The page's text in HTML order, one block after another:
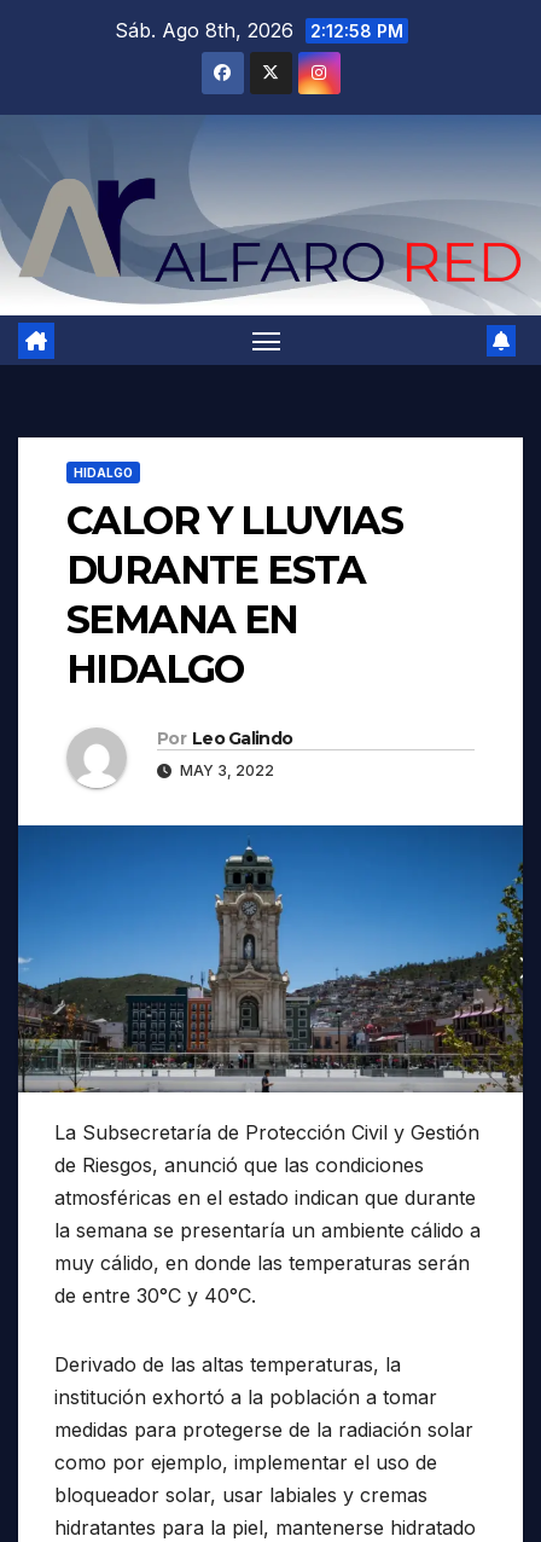
Sáb. Ago 8th, 2026 2:12:59 PM
HIDALGO
CALOR Y LLUVIAS
DURANTE ESTA
SEMANA EN
HIDALGO
Por Leo Galindo
MAY 3, 2022
La Subsecretaría de Protección Civil y Gestión
de Riesgos, anunció que las condiciones
atmosféricas en el estado indican que durante
la semana se presentaría un ambiente cálido a
muy cálido, en donde las temperaturas serán
de entre 30°C y 40°C.
Derivado de las altas temperaturas, la
institución exhortó a la población a tomar
medidas para protegerse de la radiación solar
como por ejemplo, implementar el uso de
bloqueador solar, usar labiales y cremas
hidratantes para la piel, mantenerse hidratado